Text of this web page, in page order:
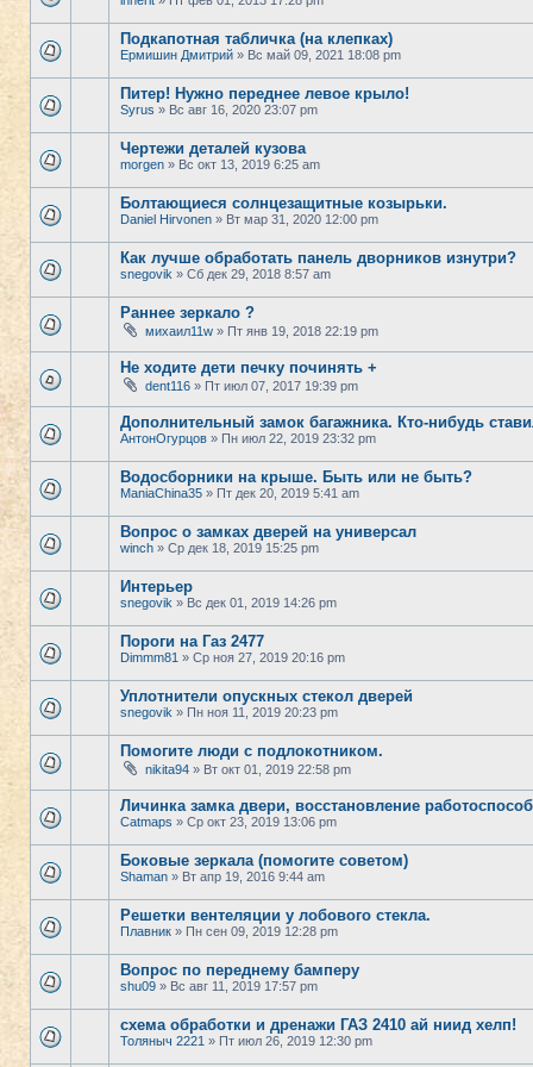
Подкапотная табличка (на клепках)
Ермишин Дмитрий » Вс май 09, 2021 18:08 pm
Питер! Нужно переднее левое крыло!
Syrus » Вс авг 16, 2020 23:07 pm
Чертежи деталей кузова
morgen » Вс окт 13, 2019 6:25 am
Болтающиеся солнцезащитные козырьки.
Daniel Hirvonen » Вт мар 31, 2020 12:00 pm
Как лучше обработать панель дворников изнутри?
snegovik » Сб дек 29, 2018 8:57 am
Раннее зеркало ?
михаил11w » Пт янв 19, 2018 22:19 pm
Не ходите дети печку починять +
dent116 » Пт июл 07, 2017 19:39 pm
Дополнительный замок багажника. Кто-нибудь
АнтонОгурцов » Пн июл 22, 2019 23:32 pm
Водосборники на крыше. Быть или не быть?
ManiaChina35 » Пт дек 20, 2019 5:41 am
Вопрос о замках дверей на универсал
winch » Ср дек 18, 2019 15:25 pm
Интерьер
snegovik » Вс дек 01, 2019 14:26 pm
Пороги на Газ 2477
Dimmm81 » Ср ноя 27, 2019 20:16 pm
Уплотнители опускных стекол дверей
snegovik » Пн ноя 11, 2019 20:23 pm
Помогите люди с подлокотником.
nikita94 » Вт окт 01, 2019 22:58 pm
Личинка замка двери, восстановление
Catmaps » Ср окт 23, 2019 13:06 pm
Боковые зеркала (помогите советом)
Shaman » Вт апр 19, 2016 9:44 am
Решетки вентеляции у лобового стекла.
Плавник » Пн сен 09, 2019 12:28 pm
Вопрос по переднему бамперу
shu09 » Вс авг 11, 2019 17:57 pm
схема обработки и дренажи ГАЗ 2410 ай ниид хелп!
Толяныч 2221 » Пт июл 26, 2019 12:30 pm